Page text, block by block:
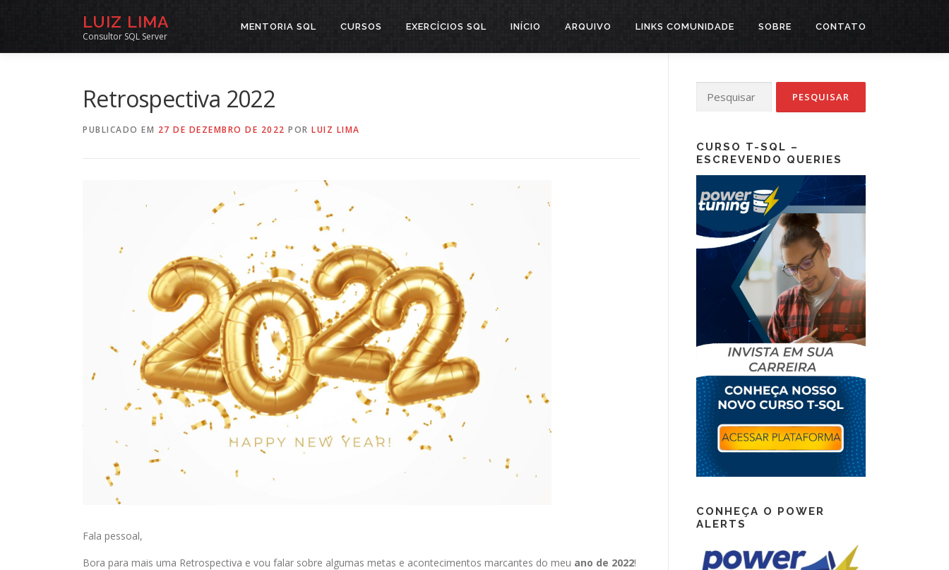
conteúdo
LUIZ LIMA
Consultor SQL Server
MENTORIA SQL CURSOS EXERCÍCIOS SQL INÍCIO ARQUIVO LINKS COMUNIDADE SOBRE CONTATO
Retrospectiva 2022
PUBLICADO EM 27 DE DEZEMBRO DE 2022 POR LUIZ LIMA
Fala pessoal,
Bora para mais uma Retrospectiva e vou falar sobre algumas metas e acontecimentos marcantes do meu ano de 2022!
por:
CURSO T-SQL –
ESCREVENDO QUERIES
CONHEÇA O POWER
ALERTS